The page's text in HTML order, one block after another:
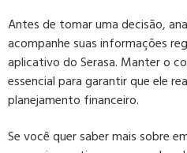
Antes de tomar uma decisão,
acompanhe suas informações
aplicativo do Serasa. Manter o
essencial para garantir que ele
planejamento financeiro.
Se você quer saber mais sobre